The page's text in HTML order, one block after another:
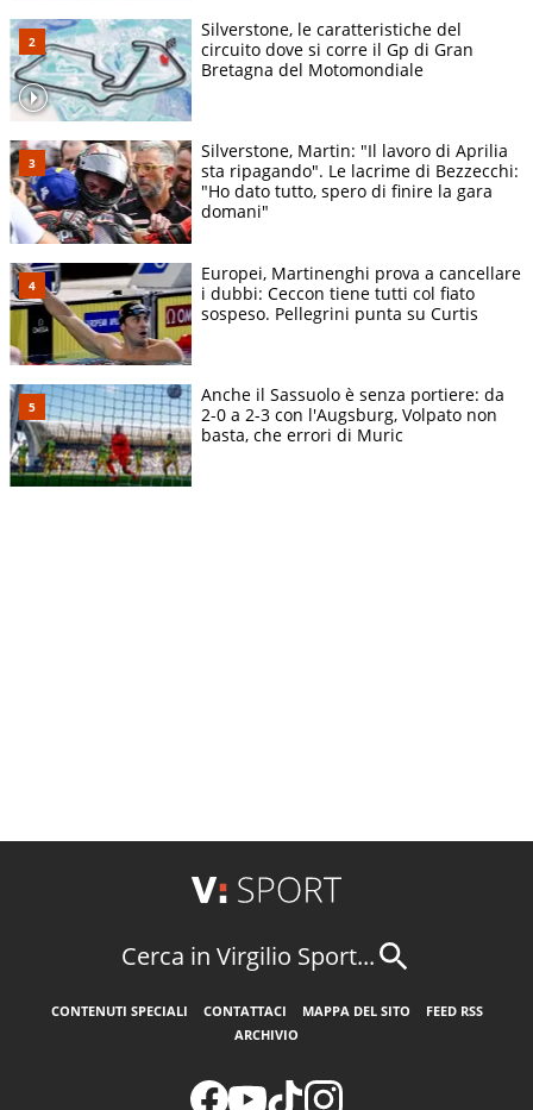
Silverstone, le caratteristiche del
circuito dove si corre il Gp di Gran
Bretagna del Motomondiale
Silverstone, Martin: "Il lavoro di Aprilia
sta ripagando". Le lacrime di Bezzecchi:
"Ho dato tutto, spero di finire la gara
domani"
Europei, Martinenghi prova a cancellare
i dubbi: Ceccon tiene tutti col fiato
sospeso. Pellegrini punta su Curtis
Anche il Sassuolo è senza portiere: da
2-0 a 2-3 con l'Augsburg, Volpato non
basta, che errori di Muric
Cerca in Virgilio Sport...
CONTENUTI SPECIALI CONTATTACI MAPPA DEL SITO
FEED RSS
ARCHIVIO